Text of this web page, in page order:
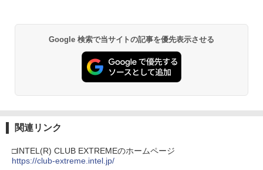
GRANBLUE FANTASY: Relink - Endles
s Ragnarok PS5版
oshinオリジナル特典付】【PS5】SILE
NT HILL: Townfall [ELJM-30996 PS5
薄銀繊維・4個セット
￥528
不思議な絵画の錬金術士~ (初回封入特典
￥1,771
劇場版 名探偵コナン ベイカー街(ストリ
【返品種別A】
4
【中古】 うる星やつら2 ビューティフ
￥6,447
3 Nintendo Switch 2(日本語・国内専用)
プロダクトコード 封入
￥7,286
3
【純正品】ディスクドライブ(CFI-ZDD1
￥7,681
【純正品】Xbox ワイヤレス コントロー
4
【純正品】Xbox 充電式バッテリー + US
B-C ケーブル
窩座再来 通常版 [DVD]
￥3,523
3
【Amazon.co.jp限定】劇場版モノノ怪
ボード付) [Blu-ray]
Google 検索で当サイトの記事を優先表示させる
関連リンク
□INTEL(R) CLUB EXTREMEのホームページ
https://club-extreme.intel.jp/